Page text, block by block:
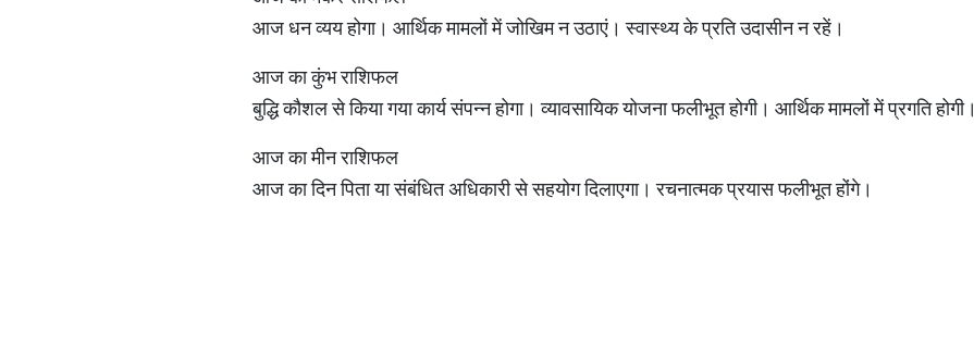
आज धन व्यय होगा। आर्थिक मामलों में जोखिम न उठाएं। स्वास्थ्य के प्रति उदासीन न रहें।
आज का कुंभ राशिफल
बुद्धि कौशल से किया गया कार्य संपन्न होगा। व्यावसायिक योजना फलीभूत होगी। आर्थिक मामलों में प्रगति होगी।
आज का मीन राशिफल
आज का दिन पिता या संबंधित अधिकारी से सहयोग दिलाएगा। रचनात्मक प्रयास फलीभूत होंगे।